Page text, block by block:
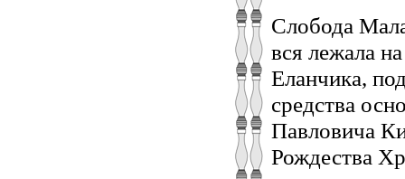
Слобода
вся лежала
Еланчика,
средства
Павловича
Рождества